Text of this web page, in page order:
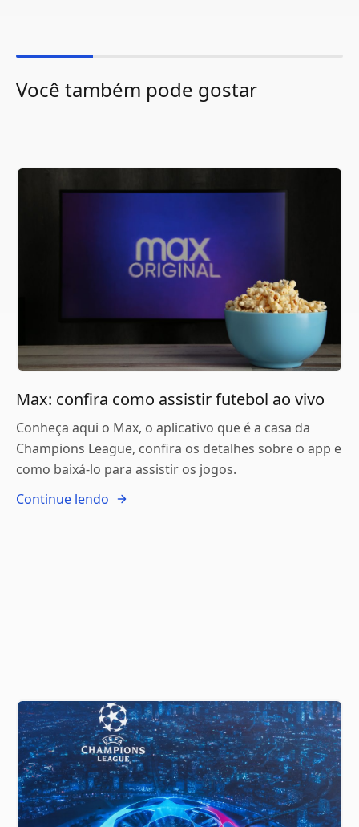
Você também pode gostar
Max: confira como assistir futebol ao vivo
Conheça aqui o Max, o aplicativo que é a casa da
Champions League, confira os detalhes sobre o app e
como baixá-lo para assistir os jogos.
Continue lendo